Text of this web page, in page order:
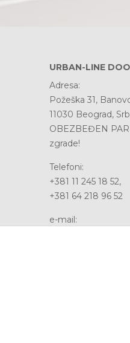
URBAN-LINE DOO
Adresa:
Požeška 31,
11030 Beograd,
OBEZBEĐEN
zgrade!
Telefoni:
+381 11 245 18 52,
+381 64 218 96 52
e-mail: